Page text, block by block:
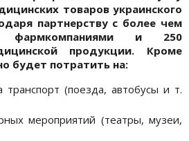
товаров украинского
партнерству с более чем
фармкомпаниями и 250
продукции. Кроме
будет потратить на:
транспорт (поезда, автобусы и т.
мероприятий (театры, музеи,